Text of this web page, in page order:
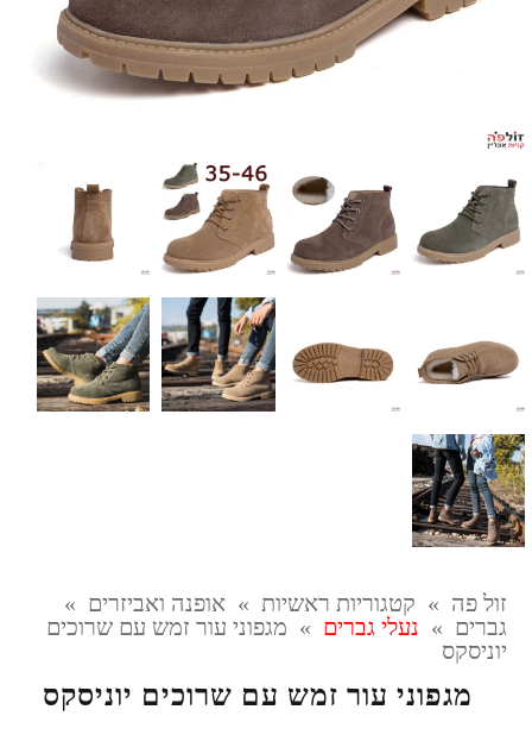
זול פה » קטגוריות ראשיות » אופנה ואביזרים »
גברים » נעלי גברים » מגפוני עור זמש עם שרוכים
יוניסקס
מגפוני עור זמש עם שרוכים יוניסקס